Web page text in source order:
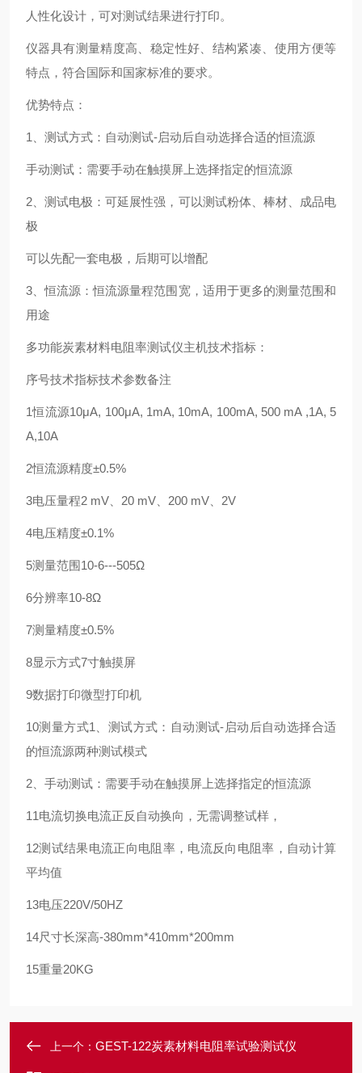
人性化设计，可对测试结果进行打印。
仪器具有测量精度高、稳定性好、结构紧凑、使用方便等
特点，符合国际和国家标准的要求。
优势特点：
1、测试方式：自动测试-启动后自动选择合适的恒流源
手动测试：需要手动在触摸屏上选择指定的恒流源
2、测试电极：可延展性强，可以测试粉体、棒材、成品电
极
可以先配一套电极，后期可以增配
3、恒流源：恒流源量程范围宽，适用于更多的测量范围和
用途
多功能炭素材料电阻率测试仪主机技术指标：
序号技术指标技术参数备注
1恒流源10μA, 100μA, 1mA, 10mA, 100mA, 500 mA ,1A, 5
A,10A
2恒流源精度±0.5%
3电压量程2 mV、20 mV、200 mV、2V
4电压精度±0.1%
5测量范围 10-6---505Ω
6分辨率10-8Ω
7测量精度±0.5%
8显示方式7寸触摸屏
9数据打印微型打印机
10测量方式1、测试方式：自动测试-启动后自动选择合适
的恒流源两种测试模式
2、手动测试：需要手动在触摸屏上选择指定的恒流源
11电流切换电流正反自动换向，无需调整试样，
12测试结果电流正向电阻率，电流反向电阻率，自动计算
平均值
13电压220V/50HZ
14尺寸长深高-380mm*410mm*200mm
15重量20KG
上一个： GEST-122炭素材料电阻率试验测试仪